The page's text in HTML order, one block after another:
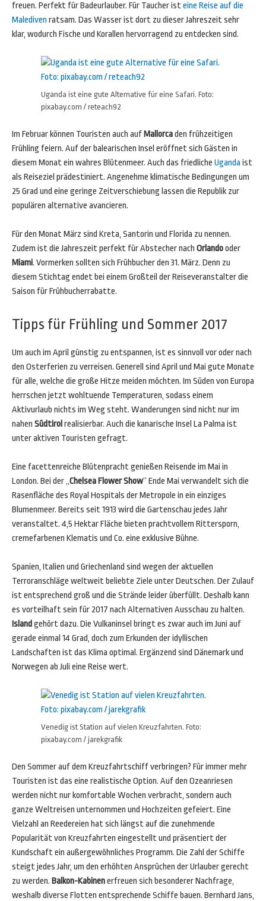
freuen. Perfekt für Badeurlauber. Für Taucher isteine Reise auf die
Malediven ratsam. Das Wasser ist dort zu dieser Jahreszeit sehr
klar, wodurch Fische und Korallen hervorragend zu entdecken sind.
Uganda ist eine gute Alternative für eine Safari. Foto:
pixabay.com / reteach92
Im Februar können Touristen auch auf Mallorcaden frühzeitigen
Frühling feiern. Auf der balearischen Insel eröffnet sich Gästen in
diesem Monat ein wahres Blütenmeer. Auch das friedliche Uganda ist
als Reiseziel prädestiniert. Angenehme klimatische Bedingungen um
25 Grad und eine geringe Zeitverschiebung lassen die Republik zur
populären alternative avancieren.
Für den Monat März sind Kreta, Santorin und Florida zu nennen.
Zudem ist die Jahreszeit perfekt für Abstecher nach Orlandooder
Miami. Vormerken sollten sich Frühbucher den 31. März. Denn zu
diesem Stichtag endet bei einem Großteil der Reiseveranstalter die
Saison für Frühbucherrabatte.
Tipps für Frühling und Sommer 2017
Um auch im April günstig zu entspannen, ist es sinnvoll vor oder nach
den Osterferien zu verreisen. Generell sind April und Mai gute Monate
für alle, welche die große Hitze meiden möchten. Im Süden von Europa
herrschen jetzt wohltuende Temperaturen, sodass einem
Aktivurlaub nichts im Weg steht. Wanderungen sind nicht nur im
nahen Südtirol realisierbar. Auch die kanarische Insel La Palma ist
unter aktiven Touristen gefragt.
Eine facettenreiche Blütenpracht genießen Reisende im Mai in
London. Bei der „Chelsea Flower Show“ Ende Mai verwandelt sich die
Rasenfläche des Royal Hospitals der Metropole in ein einziges
Blumenmeer. Bereits seit 1913 wird die Gartenschau jedes Jahr
veranstaltet. 4,5 Hektar Fläche bieten prachtvollem Rittersporn,
cremefarbenen Klematis und Co. eine exklusive Bühne.
Spanien, Italien und Griechenland sind wegen der aktuellen
Terroranschläge weltweit beliebte Ziele unter Deutschen. Der Zulauf
ist entsprechend groß und die Strände leider überfüllt. Deshalb kann
es vorteilhaft sein für 2017 nach Alternativen Ausschau zu halten.
Island gehört dazu. Die Vulkaninsel bringt es zwar auch im Juni auf
gerade einmal 14 Grad, doch zum Erkunden der idyllischen
Landschaften ist das Klima optimal. Ergänzend sind Dänemark und
Norwegen ab Juli eine Reise wert.
Venedig ist Station auf vielen Kreuzfahrten. Foto:
pixabay.com / jarekgrafik
Den Sommer auf dem Kreuzfahrtschiff verbringen? Für immer mehr
Touristen ist das eine realistische Option. Auf den Ozeanriesen
werden nicht nur komfortable Wochen verbracht, sondern auch
ganze Weltreisen unternommen und Hochzeiten gefeiert. Eine
Vielzahl an Reedereien hat sich längst auf die zunehmende
Popularität von Kreuzfahrten eingestellt und präsentiert der
Kundschaft ein außergewöhnliches Programm. Die Zahl der Schiffe
steigt jedes Jahr, um den erhöhten Ansprüchen der Urlauber gerecht
zu werden. Balkon-Kabinenerfreuen sich besonderer Nachfrage,
weshalb diverse Flotten entsprechende Schiffe bauen. Bernhard Jans,